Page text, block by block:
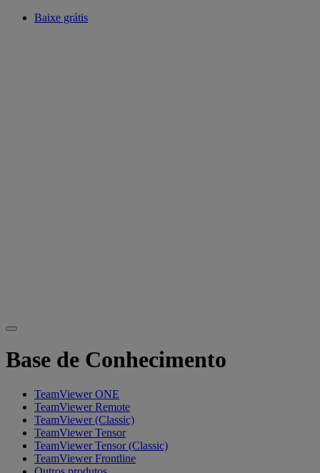
Baixe grátis
Base de Conhecimento
TeamViewer ONE
TeamViewer Remote
TeamViewer (Classic)
TeamViewer Tensor
TeamViewer Tensor (Classic)
TeamViewer Frontline